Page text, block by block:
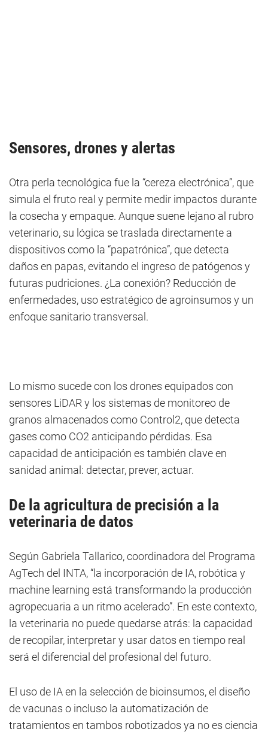
Sensores, drones y alertas
Otra perla tecnológica fue la “cereza electrónica”, que
simula el fruto real y permite medir impactos durante
la cosecha y empaque. Aunque suene lejano al rubro
veterinario, su lógica se traslada directamente a
dispositivos como la “papatrónica”, que detecta
daños en papas, evitando el ingreso de patógenos y
futuras pudriciones. ¿La conexión? Reducción de
enfermedades, uso estratégico de agroinsumos y un
enfoque sanitario transversal.
Lo mismo sucede con los drones equipados con
sensores LiDAR y los sistemas de monitoreo de
granos almacenados como Control2, que detecta
gases como CO2 anticipando pérdidas. Esa
capacidad de anticipación es también clave en
sanidad animal: detectar, prever, actuar.
De la agricultura de precisión a la
veterinaria de datos
Según Gabriela Tallarico, coordinadora del Programa
AgTech del INTA, “la incorporación de IA, robótica y
machine learning está transformando la producción
agropecuaria a un ritmo acelerado”. En este contexto,
la veterinaria no puede quedarse atrás: la capacidad
de recopilar, interpretar y usar datos en tiempo real
será el diferencial del profesional del futuro.
El uso de IA en la selección de bioinsumos, el diseño
de vacunas o incluso la automatización de
tratamientos en tambos robotizados ya no es ciencia